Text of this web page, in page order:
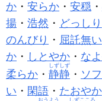
か ・ 安らか ・ 安穏 ・
揚 ・ 浩然 ・ どっしり
のんびり ・ 屈託無い
か ・ しとやか ・ な
柔らか ・ 静静
しずしず
・ ソ
い ・ 閑語 ・ たおやか
おうよう しずこころ